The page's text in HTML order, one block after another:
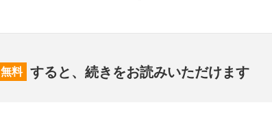
無料 すると、続きをお読みいただけます